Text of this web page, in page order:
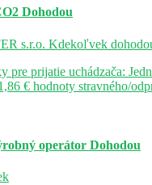
Dohodou
s.r.o. Kdekoľvek
pre prijatie uchádzača:
€ hodnoty stravného/
operátor Dohodou